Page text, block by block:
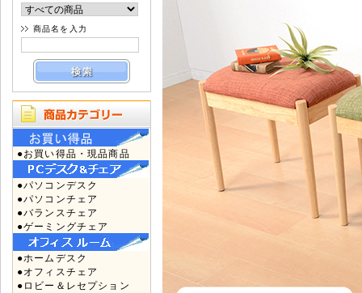
商品名を入力
●お買い得品・現品商品
●パソコンデスク
●パソコンチェア
●バランスチェア
●ゲーミングチェア
●ホームデスク
●オフィスチェア
●ロビー＆レセプション